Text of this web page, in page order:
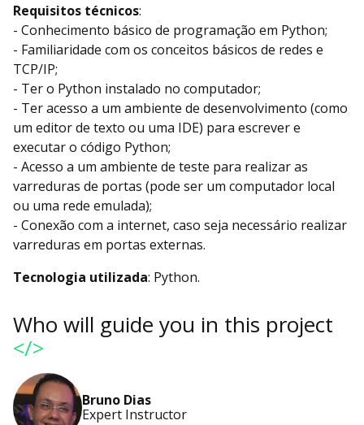
Requisitos técnicos:
- Conhecimento básico de programação em Python;
- Familiaridade com os conceitos básicos de redes e
TCP/IP;
- Ter o Python instalado no computador;
- Ter acesso a um ambiente de desenvolvimento (como
um editor de texto ou uma IDE) para escrever e
executar o código Python;
- Acesso a um ambiente de teste para realizar as
varreduras de portas (pode ser um computador local
ou uma rede emulada);
- Conexão com a internet, caso seja necessário realizar
varreduras em portas externas.
Tecnologia utilizada: Python.
Who will guide you in this project
</>
Bruno Dias
Expert Instructor